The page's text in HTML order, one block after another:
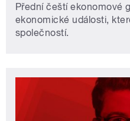
Přední čeští ekonomové
ekonomické události,
společností.